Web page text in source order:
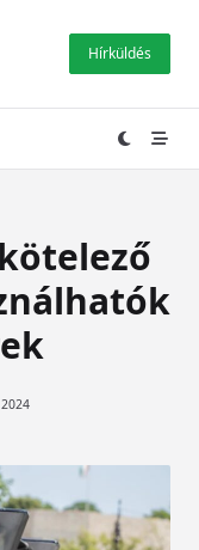
Hírküldés